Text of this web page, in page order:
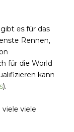
es für das
Rennen,
für die World
kann
).
viele